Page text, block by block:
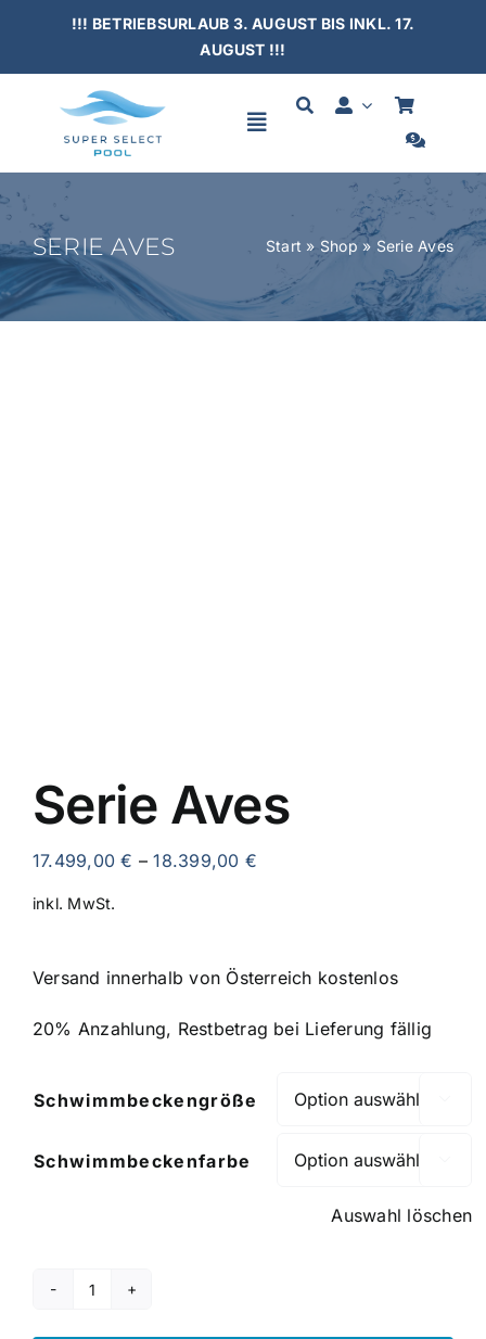
content
!!! BETRIEBSURLAUB 3. AUGUST BIS INKL. 17.
AUGUST !!!
Toggle
HOME
SCHWIMMBÄDER
SERIE AVES Start » Shop » Serie Aves
Serie Aves
17.499,00€ –18.399,00 €
inkl. MwSt.
Versand innerhalb von Österreich kostenlos
20% Anzahlung, Restbetrag bei Lieferung fällig
Schwimmbeckengröße
Schwimmbeckenfarbe
Auswahl löschen
Serie